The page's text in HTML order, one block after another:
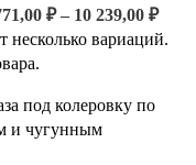
₽ – 10 239,00 ₽
несколько вариаций.
под колеровку по
и чугунным